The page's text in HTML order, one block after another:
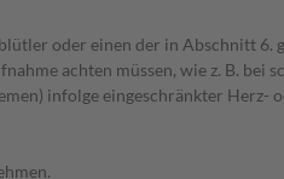
oder einen der in Abschnitt 6.
achten müssen, wie z. B. bei
infolge eingeschränkter Herz-